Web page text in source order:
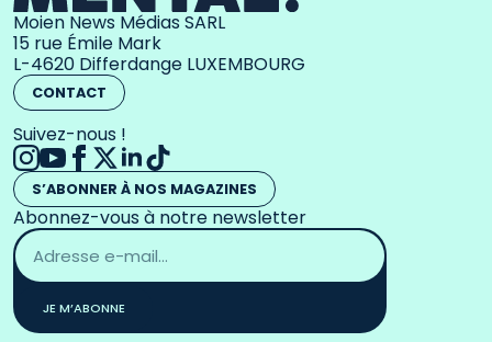
Moien News Médias SARL
15 rue Émile Mark
L-4620 Differdange LUXEMBOURG
CONTACT
Suivez-nous !
S’ABONNER À NOS MAGAZINES
Abonnez-vous à notre newsletter
Adresse
email
*
JE M’ABONNE